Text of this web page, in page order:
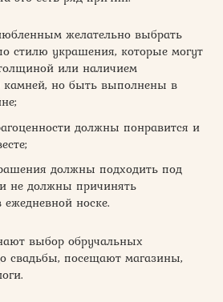
желательно выбрать
стилю украшения, которые могут
или наличием
камней, но быть выполнены в
должны понравится и
должны подходить под
не должны причинять
носке.
выбор обручальных
свадьбы, посещают магазины,